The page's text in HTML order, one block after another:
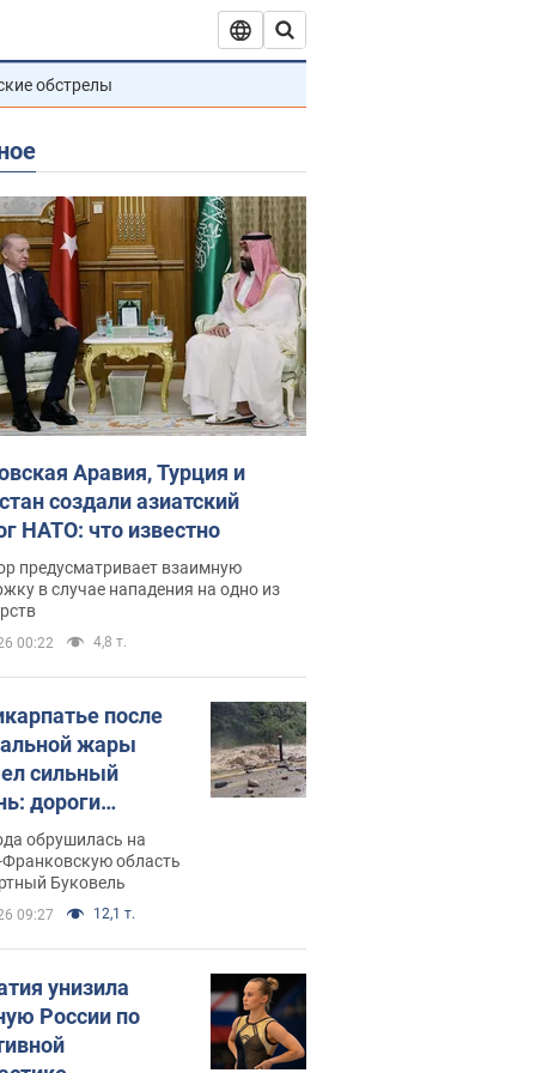
обстрелы
Аравия, Турция и
создали азиатский
НАТО: что известно
предусматривает взаимную
в случае нападения на одно из
00:22 4,8 т.
после
жары
сильный
дороги
в реки.
обрушилась на
область
Буковель
09:27 12,1 т.
унизила
России по